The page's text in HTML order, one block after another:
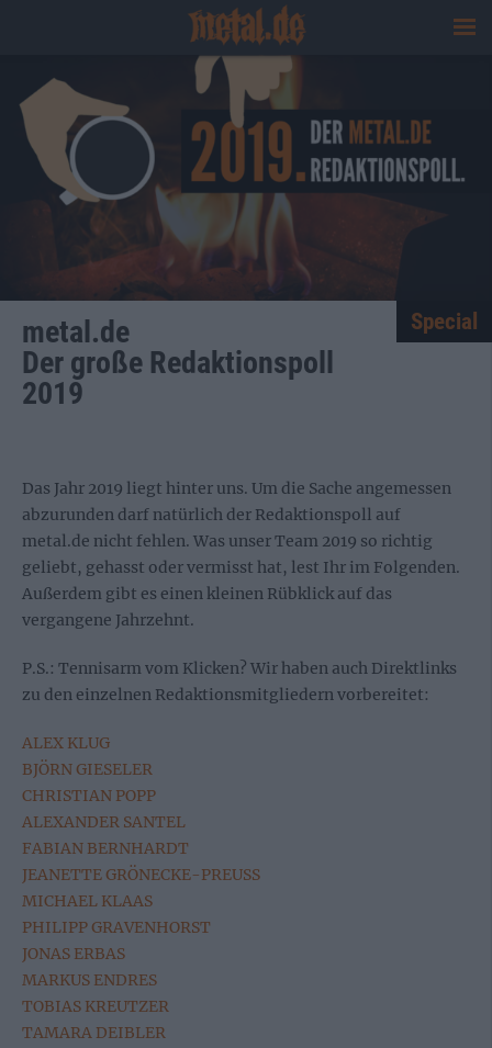
metal.de
Der große Redaktionspoll
2019
Special
Das Jahr 2019 liegt hinter uns. Um die Sache angemessen
abzurunden darf natürlich der Redaktionspoll auf
metal.de nicht fehlen. Was unser Team 2019 so richtig
geliebt, gehasst oder vermisst hat, lest Ihr im Folgenden.
Außerdem gibt es einen kleinen Rübklick auf das
vergangene Jahrzehnt.
P.S.: Tennisarm vom Klicken? Wir haben auch Direktlinks
zu den einzelnen Redaktionsmitgliedern vorbereitet:
ALEX KLUG
BJÖRN GIESELER
CHRISTIAN POPP
ALEXANDER SANTEL
FABIAN BERNHARDT
JEANETTE GRÖNECKE-PREUSS
MICHAEL KLAAS
PHILIPP GRAVENHORST
JONAS ERBAS
MARKUS ENDRES
TOBIAS KREUTZER
TAMARA DEIBLER